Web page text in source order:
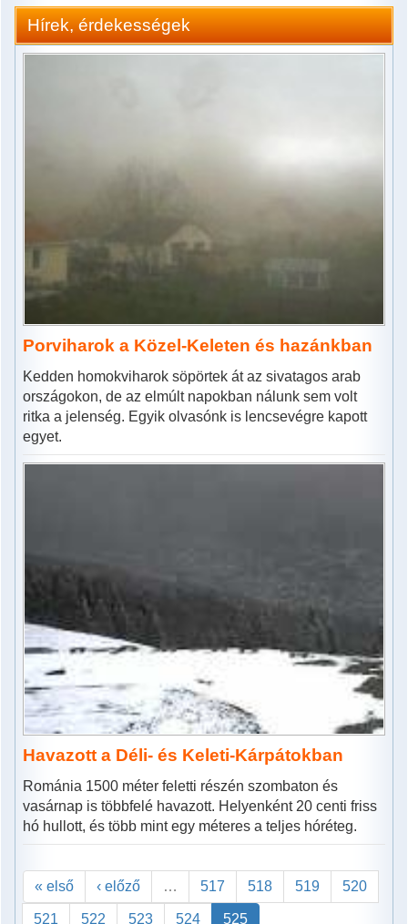
Hírek, érdekességek
Porviharok a Közel-Keleten és hazánkban
Kedden homokviharok söpörtek át az sivatagos arab
országokon, de az elmúlt napokban nálunk sem volt
ritka a jelenség. Egyik olvasónk is lencsevégre kapott
egyet.
Havazott a Déli- és Keleti-Kárpátokban
Románia 1500 méter feletti részén szombaton és
vasárnap is többfelé havazott. Helyenként 20 centi friss
hó hullott, és több mint egy méteres a teljes hóréteg.
« első ‹ előző … 517 518 519 520
521 522 523 524 525